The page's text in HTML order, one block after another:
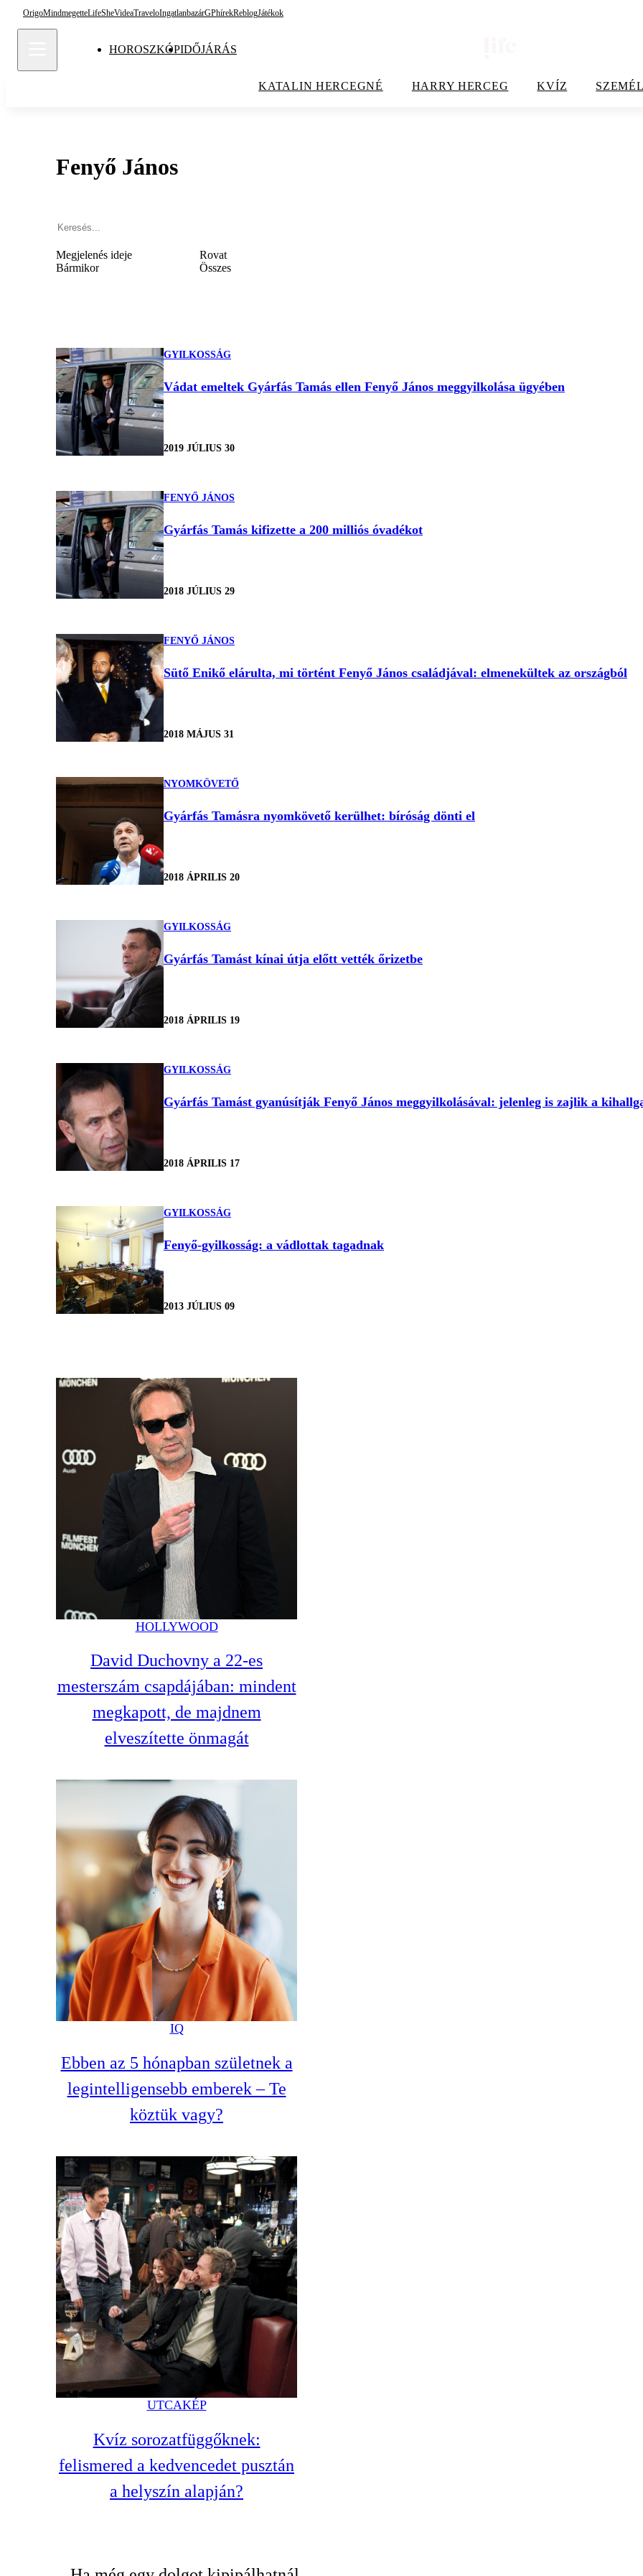
OrigoMindmegetteLifeSheVideaTraveloIngatlanbazárGPhírekReblogJátékok
HOROSZKÓPIDŐJÁRÁS
KATALIN HERCEGNÉ HARRY HERCEG KVÍZ
Fenyő János
Megjelenés ideje
Bármikor
Rovat
Összes
GYILKOSSÁG
Vádat emeltek Gyárfás Tamás ellen Fenyő János meggyilkolása ügyében
2019 JÚLIUS 30
FENYŐ JÁNOS
Gyárfás Tamás kifizette a 200 milliós óvadékot
2018 JÚLIUS 29
FENYŐ JÁNOS
Sütő Enikő elárulta, mi történt Fenyő János családjával: elmenekültek az országból
2018 MÁJUS 31
NYOMKÖVETŐ
Gyárfás Tamásra nyomkövető kerülhet: bíróság dönti el
2018 ÁPRILIS 20
GYILKOSSÁG
Gyárfás Tamást kínai útja előtt vették őrizetbe
2018 ÁPRILIS 19
GYILKOSSÁG
Gyárfás Tamást gyanúsítják Fenyő János meggyilkolásával: jelenleg is zajlik a
2018 ÁPRILIS 17
GYILKOSSÁG
Fenyő-gyilkosság: a vádlottak tagadnak
2013 JÚLIUS 09
HOLLYWOOD
David Duchovny a 22-es
mesterszám csapdájában: mindent
megkapott, de majdnem
elveszítette önmagát
IQ
Ebben az 5 hónapban születnek a
legintelligensebb emberek – Te
köztük vagy?
UTCAKÉP
Kvíz sorozatfüggőknek:
felismered a kedvencedet pusztán
a helyszín alapján?